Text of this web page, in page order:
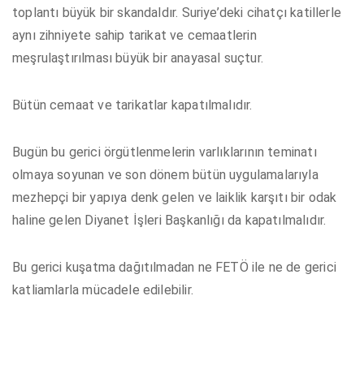
toplantı büyük bir skandaldır. Suriye’deki cihatçı katillerle
aynı zihniyete sahip tarikat ve cemaatlerin
meşrulaştırılması büyük bir anayasal suçtur.
Bütün cemaat ve tarikatlar kapatılmalıdır.
Bugün bu gerici örgütlenmelerin varlıklarının teminatı
olmaya soyunan ve son dönem bütün uygulamalarıyla
mezhepçi bir yapıya denk gelen ve laiklik karşıtı bir odak
haline gelen Diyanet İşleri Başkanlığı da kapatılmalıdır.
Bu gerici kuşatma dağıtılmadan ne FETÖ ile ne de gerici
katliamlarla mücadele edilebilir.